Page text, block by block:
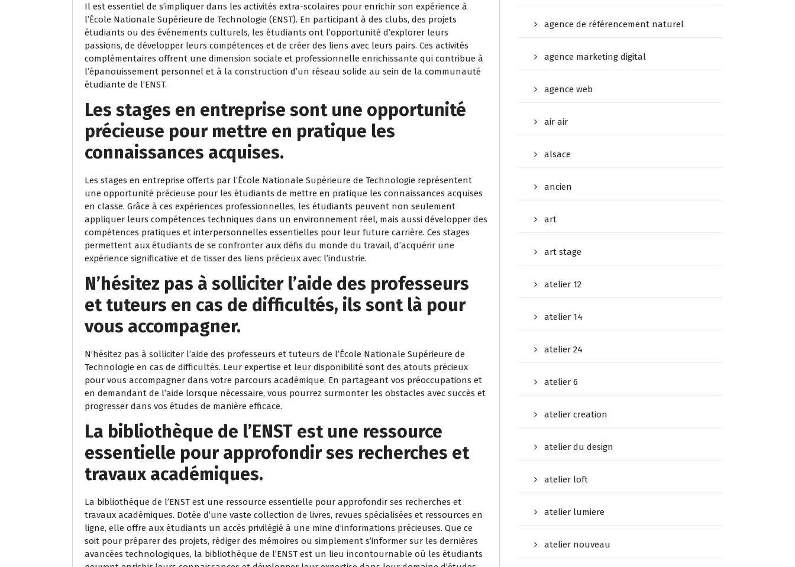
Il est essentiel de s’impliquer dans les activités extra-scolaires pour enrichir son expérience à
l’École Nationale Supérieure de Technologie (ENST). En participant à des clubs, des projets
étudiants ou des événements culturels, les étudiants ont l’opportunité d’explorer leurs
passions, de développer leurs compétences et de créer des liens avec leurs pairs. Ces activités
complémentaires offrent une dimension sociale et professionnelle enrichissante qui contribue à
l’épanouissement personnel et à la construction d’un réseau solide au sein de la communauté
étudiante de l’ENST.
Les stages en entreprise sont une opportunité
précieuse pour mettre en pratique les
connaissances acquises.
Les stages en entreprise offerts par l’École Nationale Supérieure de Technologie représentent
une opportunité précieuse pour les étudiants de mettre en pratique les connaissances acquises
en classe. Grâce à ces expériences professionnelles, les étudiants peuvent non seulement
appliquer leurs compétences techniques dans un environnement réel, mais aussi développer des
compétences pratiques et interpersonnelles essentielles pour leur future carrière. Ces stages
permettent aux étudiants de se confronter aux défis du monde du travail, d’acquérir une
expérience significative et de tisser des liens précieux avec l’industrie.
N’hésitez pas à solliciter l’aide des professeurs
et tuteurs en cas de difficultés, ils sont là pour
vous accompagner.
N’hésitez pas à solliciter l’aide des professeurs et tuteurs de l’École Nationale Supérieure de
Technologie en cas de difficultés. Leur expertise et leur disponibilité sont des atouts précieux
pour vous accompagner dans votre parcours académique. En partageant vos préoccupations et
en demandant de l’aide lorsque nécessaire, vous pourrez surmonter les obstacles avec succès et
progresser dans vos études de manière efficace.
La bibliothèque de l’ENST est une ressource
essentielle pour approfondir ses recherches et
travaux académiques.
La bibliothèque de l’ENST est une ressource essentielle pour approfondir ses recherches et
travaux académiques. Dotée d’une vaste collection de livres, revues spécialisées et ressources en
ligne, elle offre aux étudiants un accès privilégié à une mine d’informations précieuses. Que ce
soit pour préparer des projets, rédiger des mémoires ou simplement s’informer sur les dernières
avancées technologiques, la bibliothèque de l’ENST est un lieu incontournable où les étudiants
agence de référencement naturel
agence marketing digital
agence web
air air
alsace
ancien
art
art stage
atelier 12
atelier 14
atelier 24
atelier 6
atelier creation
atelier du design
atelier loft
atelier lumiere
atelier nouveau